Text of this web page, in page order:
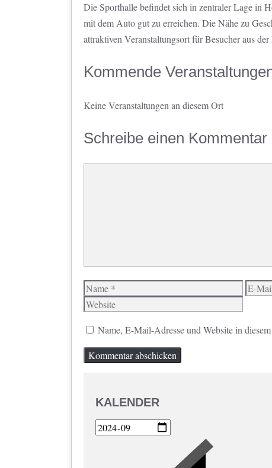
Die Sporthalle befindet sich in zentraler Lage in
mit dem Auto gut zu erreichen. Die Nähe zu
attraktiven Veranstaltungsort für Besucher aus
Kommende
Keine Veranstaltungen an diesem Ort
Schreibe einen Kommentar
Name
E-
Name, E-Mail-Adresse und Website in
KALENDER